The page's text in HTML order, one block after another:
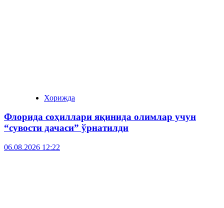
Хорижда
Флорида соҳиллари яқинида олимлар учун
“сувости дачаси” ўрнатилди
06.08.2026 12:22